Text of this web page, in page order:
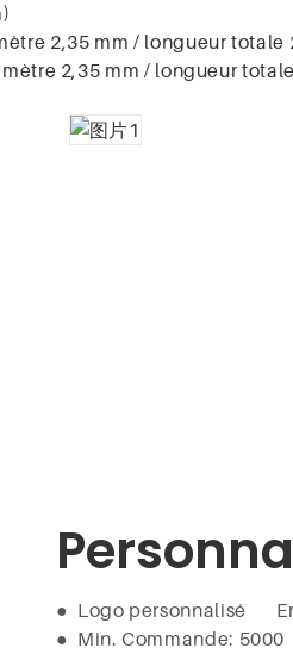
2,35 mm / longueur totale
2,35 mm / longueur
● Logo personnalisé
● Min. Commande: